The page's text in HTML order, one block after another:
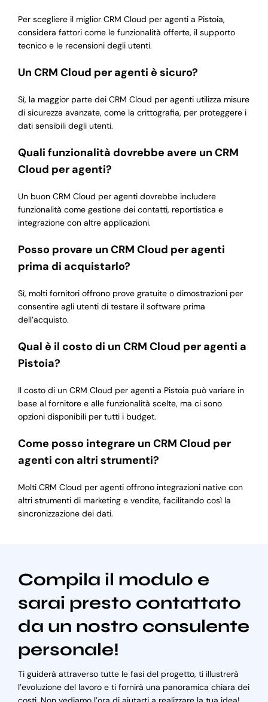
Per scegliere il miglior CRM Cloud per agenti a Pistoia,
considera fattori come le funzionalità offerte, il supporto
tecnico e le recensioni degli utenti.
Un CRM Cloud per agenti è sicuro?
Sì, la maggior parte dei CRM Cloud per agenti utilizza misure
di sicurezza avanzate, come la crittografia, per proteggere i
dati sensibili degli utenti.
Quali funzionalità dovrebbe avere un CRM
Cloud per agenti?
Un buon CRM Cloud per agenti dovrebbe includere
funzionalità come gestione dei contatti, reportistica e
integrazione con altre applicazioni.
Posso provare un CRM Cloud per agenti
prima di acquistarlo?
Sì, molti fornitori offrono prove gratuite o dimostrazioni per
consentire agli utenti di testare il software prima
dell’acquisto.
Qual è il costo di un CRM Cloud per agenti a
Pistoia?
Il costo di un CRM Cloud per agenti a Pistoia può variare in
base al fornitore e alle funzionalità scelte, ma ci sono
opzioni disponibili per tutti i budget.
Come posso integrare un CRM Cloud per
agenti con altri strumenti?
Molti CRM Cloud per agenti offrono integrazioni native con
altri strumenti di marketing e vendite, facilitando così la
sincronizzazione dei dati.
Compila il modulo e
sarai presto contattato
da un nostro consulente
personale!
Ti guiderà attraverso tutte le fasi del progetto, ti illustrerà
l’evoluzione del lavoro e ti fornirà una panoramica chiara dei